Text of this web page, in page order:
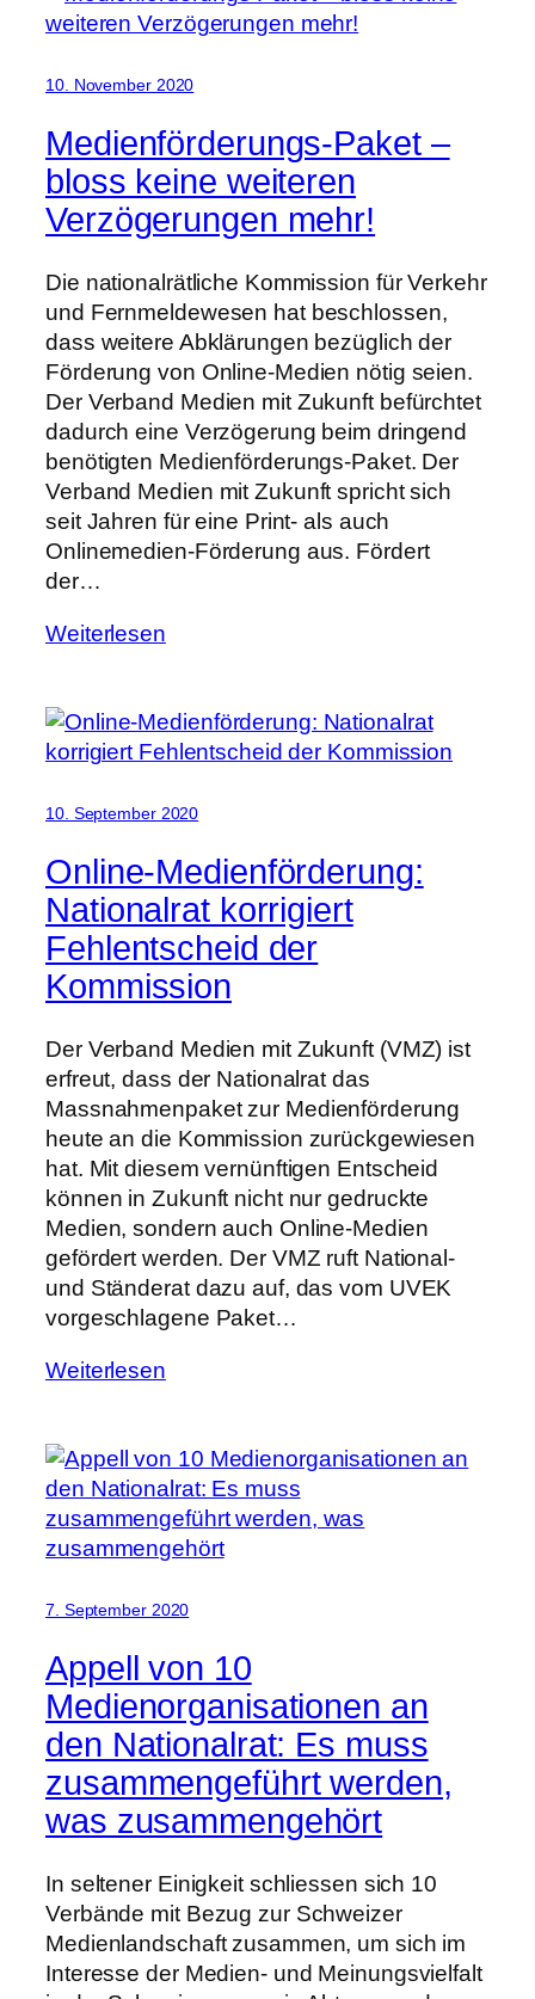
10. November 2020
Medienförderungs-Paket –
bloss keine weiteren
Verzögerungen mehr!
Die nationalrätliche Kommission für Verkehr
und Fernmeldewesen hat beschlossen,
dass weitere Abklärungen bezüglich der
Förderung von Online-Medien nötig seien.
Der Verband Medien mit Zukunft befürchtet
dadurch eine Verzögerung beim dringend
benötigten Medienförderungs-Paket. Der
Verband Medien mit Zukunft spricht sich
seit Jahren für eine Print- als auch
Onlinemedien-Förderung aus. Fördert
der…
Weiterlesen
10. September 2020
Online-Medienförderung:
Nationalrat korrigiert
Fehlentscheid der
Kommission
Der Verband Medien mit Zukunft (VMZ) ist
erfreut, dass der Nationalrat das
Massnahmenpaket zur Medienförderung
heute an die Kommission zurückgewiesen
hat. Mit diesem vernünftigen Entscheid
können in Zukunft nicht nur gedruckte
Medien, sondern auch Online-Medien
gefördert werden. Der VMZ ruft National-
und Ständerat dazu auf, das vom UVEK
vorgeschlagene Paket…
Weiterlesen
7. September 2020
Appell von 10
Medienorganisationen an
den Nationalrat: Es muss
zusammengeführt werden,
was zusammengehört
In seltener Einigkeit schliessen sich 10
Verbände mit Bezug zur Schweizer
Medienlandschaft zusammen, um sich im
Interesse der Medien- und Meinungsvielfalt